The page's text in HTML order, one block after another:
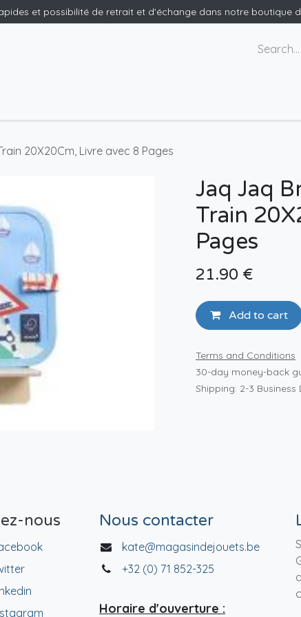
et possibilité de retrait et d'échange dans notre boutique
20X20Cm, Livre avec 8 Pages
Jaq Jaq
Train
Pages
21.90 €
Add to cart
Terms and Conditions
30-day money-back
Shipping: 2-3 Business
nous Nous contacter
kate@magasindejouets.be
+32 (0) 71 852-325
Horaire d'ouverture :